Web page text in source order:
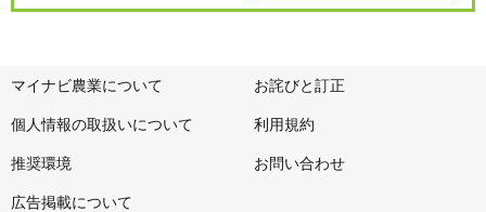
マイナビ農業について お詫びと訂正
個人情報の取扱いについて 利用規約
推奨環境 お問い合わせ
広告掲載について